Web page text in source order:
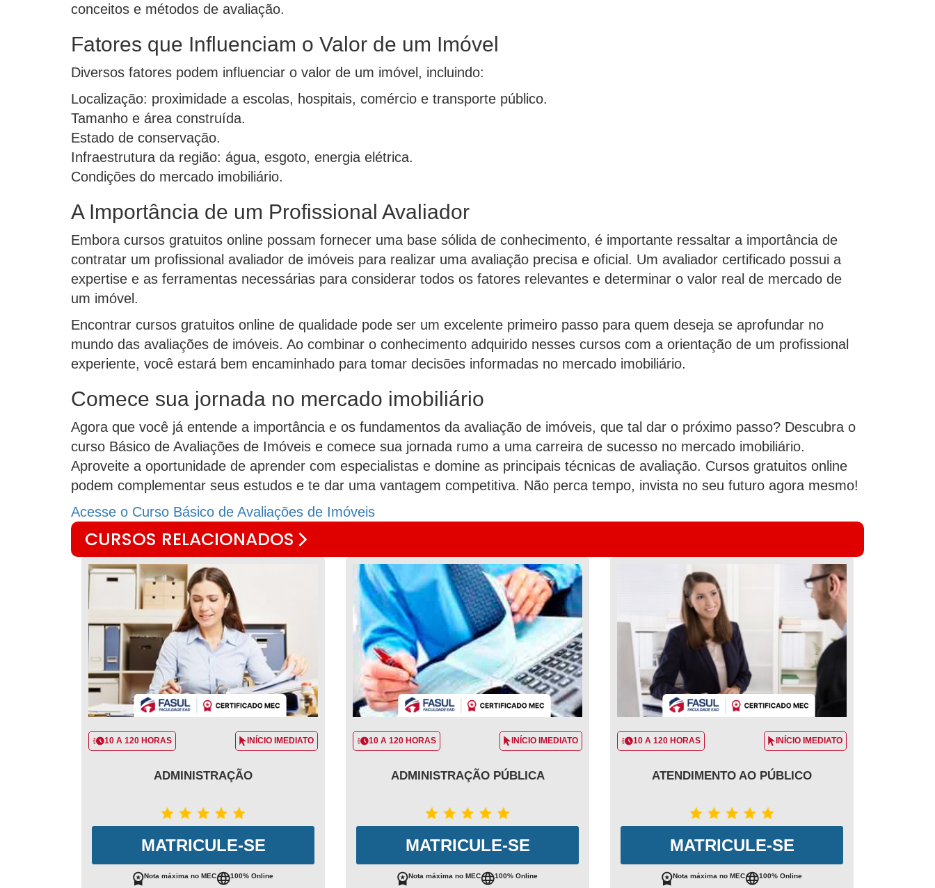
conceitos e métodos de avaliação.
Fatores que Influenciam o Valor de um Imóvel
Diversos fatores podem influenciar o valor de um imóvel, incluindo:
Localização: proximidade a escolas, hospitais, comércio e transporte público.
Tamanho e área construída.
Estado de conservação.
Infraestrutura da região: água, esgoto, energia elétrica.
Condições do mercado imobiliário.
A Importância de um Profissional Avaliador
Embora cursos gratuitos online possam fornecer uma base sólida de conhecimento, é importante ressaltar a importância de
contratar um profissional avaliador de imóveis para realizar uma avaliação precisa e oficial. Um avaliador certificado possui a
expertise e as ferramentas necessárias para considerar todos os fatores relevantes e determinar o valor real de mercado de
um imóvel.
Encontrar cursos gratuitos online de qualidade pode ser um excelente primeiro passo para quem deseja se aprofundar no
mundo das avaliações de imóveis. Ao combinar o conhecimento adquirido nesses cursos com a orientação de um profissional
experiente, você estará bem encaminhado para tomar decisões informadas no mercado imobiliário.
Comece sua jornada no mercado imobiliário
Agora que você já entende a importância e os fundamentos da avaliação de imóveis, que tal dar o próximo passo? Descubra o
curso Básico de Avaliações de Imóveis e comece sua jornada rumo a uma carreira de sucesso no mercado imobiliário.
Aproveite a oportunidade de aprender com especialistas e domine as principais técnicas de avaliação. Cursos gratuitos online
podem complementar seus estudos e te dar uma vantagem competitiva. Não perca tempo, invista no seu futuro agora mesmo!
Acesse o Curso Básico de Avaliações de Imóveis
CURSOS RELACIONADOS
10 A 120 HORAS INÍCIO IMEDIATO
ADMINISTRAÇÃO
MATRICULE-SE
Nota máxima no MEC 100% Online
10 A 120 HORAS INÍCIO IMEDIATO
ADMINISTRAÇÃO PÚBLICA
MATRICULE-SE
Nota máxima no MEC 100% Online
10 A 120 HORAS INÍCIO IMEDIATO
ATENDIMENTO AO PÚBLICO
MATRICULE-SE
Nota máxima no MEC 100% Online